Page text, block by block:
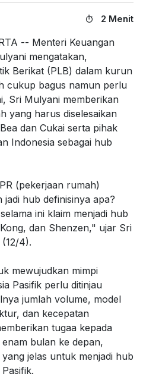
2 Menit
-- Menteri Keuangan
mengatakan,
Berikat (PLB) dalam kurun
cukup bagus namun perlu
Sri Mulyani memberikan
yang harus diselesaikan
dan Cukai serta pihak
Indonesia sebagai hub
(pekerjaan rumah)
jadi hub definisinya apa?
ini klaim menjadi hub
dan Shenzen," ujar Sri
4).
mewujudkan mimpi
Pasifik perlu ditinjau
jumlah volume, model
dan kecepatan
tugaa kepada
bulan ke depan,
jelas untuk menjadi hub